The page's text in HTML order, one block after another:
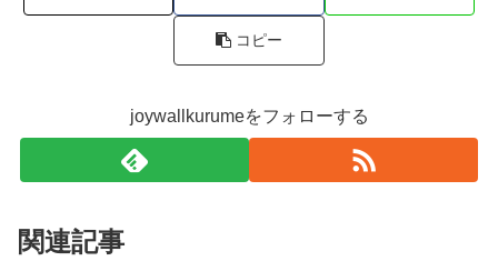
コピー
joywallkurumeをフォローする
関連記事